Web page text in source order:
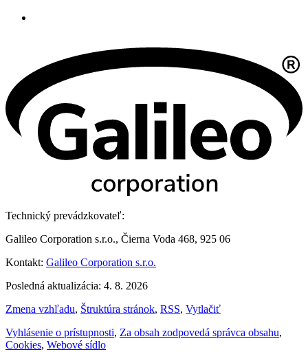
Technický prevádzkovateľ:
Galileo Corporation s.r.o., Čierna Voda 468, 925 06
Kontakt: Galileo Corporation s.r.o.
Posledná aktualizácia: 4. 8. 2026
Zmena vzhľadu, Štruktúra stránok, RSS, Vytlačiť
Vyhlásenie o prístupnosti, Za obsah zodpovedá správca obsahu,
Cookies, Webové sídlo